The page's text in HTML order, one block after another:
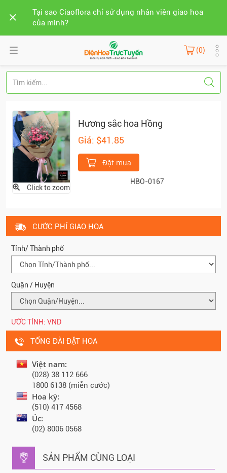
Tại sao Ciaoflora chỉ sử dụng nhân viên giao hoa
của mình?
(0)
Click to zoom
Hương sắc hoa Hồng
Giá: $41.85
Đặt mua
HBO-0167
CƯỚC PHÍ GIAO HOA
Tỉnh/ Thành phố
Quận / Huyện
ƯỚC TÍNH: VND
TỔNG ĐÀI ĐẶT HOA
Việt nam:
(028) 38 112 666
1800 6138 (miễn cước)
Hoa kỳ:
(510) 417 4568
Úc:
(02) 8006 0568
SẢN PHẨM CÙNG LOẠI